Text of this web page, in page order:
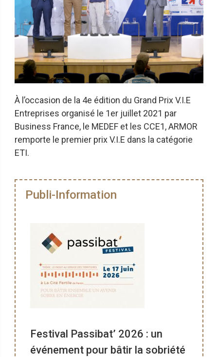
À l’occasion de la 4e édition du Grand Prix V.I.E
Entreprises organisé le 1er juillet 2021 par
Business France, le MEDEF et les CCE1, ARMOR
remporte le premier prix V.I.E dans la catégorie
ETI.
Publi-Information
Festival Passibat’ 2026 : un
événement pour bâtir la sobriété